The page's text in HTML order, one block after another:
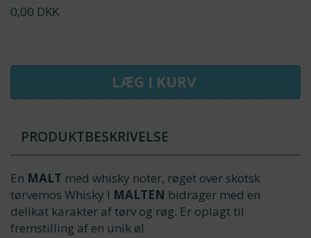
0,00 DKK
LÆG I KURV
PRODUKTBESKRIVELSE
En MALT med whisky noter, røget over skotsk
tørvemos Whisky l MALTEN bidrager med en
delikat karakter af tørv og røg. Er oplagt til
fremstilling af en unik øl.